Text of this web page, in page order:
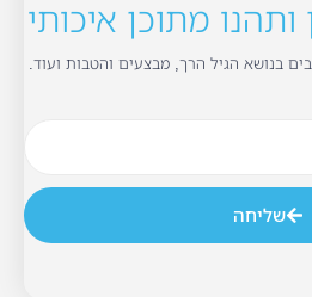
ותהנו מתוכן איכותי
בנושא הגיל הרך, מבצעים והטבות ועוד.
שליחה